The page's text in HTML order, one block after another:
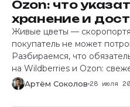
Ozon: что
хранение и
Живые цветы —
покупатель не может
Разбираемся, что
на Wildberries и Ozon:
Артём Соколов 28 июля